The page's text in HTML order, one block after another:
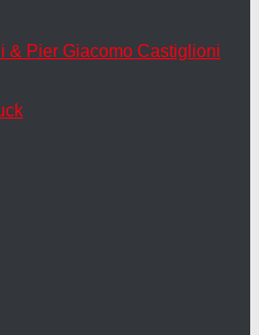
& Pier Giacomo Castiglioni